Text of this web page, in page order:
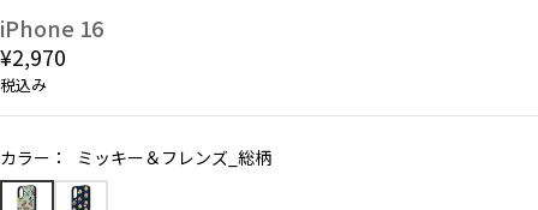
お知らせ
よくある質問
お問い合わせ（一般の皆様）
iPhone 16
¥2,970
税込み
カラー： ミッキー＆フレンズ_総柄